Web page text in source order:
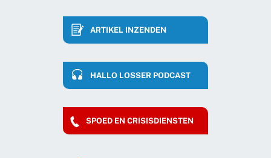
ARTIKEL INZENDEN
HALLO LOSSER PODCAST
SPOED EN CRISISDIENSTEN